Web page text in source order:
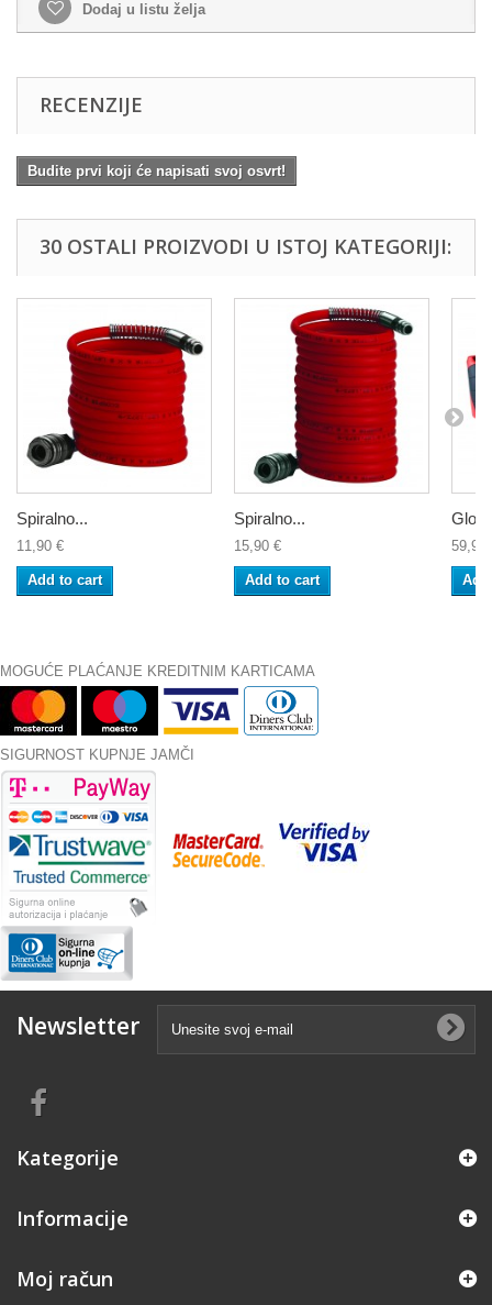
Dodaj u listu želja
RECENZIJE
Budite prvi koji će napisati svoj osvrt!
30 OSTALI PROIZVODI U ISTOJ KATEGORIJI:
Spiralno...
11,90 €
Add to cart
Spiralno...
15,90 €
Add to cart
59,90
MOGUĆE PLAĆANJE KREDITNIM KARTICAMA
SIGURNOST KUPNJE JAMČI
Newsletter
Kategorije
Informacije
Moj račun